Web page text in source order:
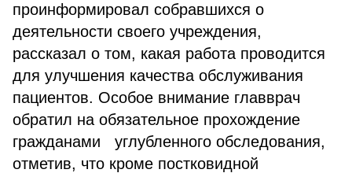
проинформировал собравшихся о
деятельности своего учреждения,
рассказал о том, какая работа проводится
для улучшения качества обслуживания
пациентов. Особое внимание главврач
обратил на обязательное прохождение
гражданами углубленного обследования,
отметив, что кроме постковидной